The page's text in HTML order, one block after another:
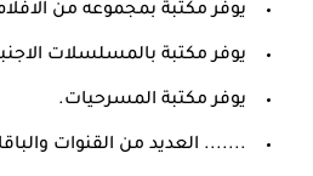
يوفر مكتبة بمجموعه من
يوفر مكتبة بالمسلسلات
يوفر مكتبة المسرحيات.
....... العديد من القنوات